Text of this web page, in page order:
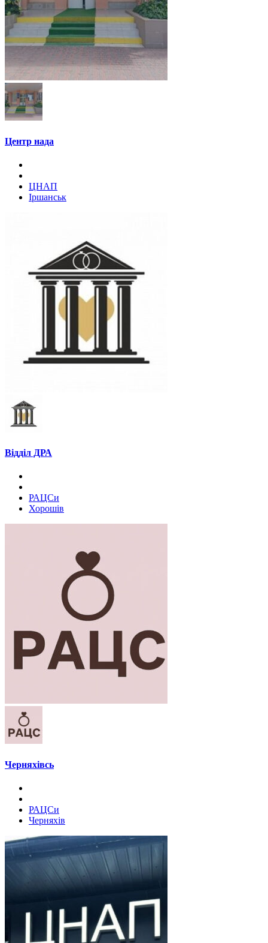
Центр нада
ЦНАП
Іршанськ
Відділ ДРА
РАЦСи
Хорошів
Черняхівсь
РАЦСи
Черняхів